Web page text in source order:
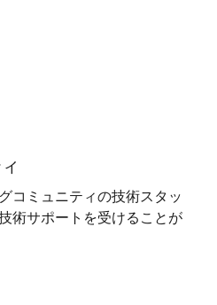
コミュニティの技術スタッ
術サポートを受けることが